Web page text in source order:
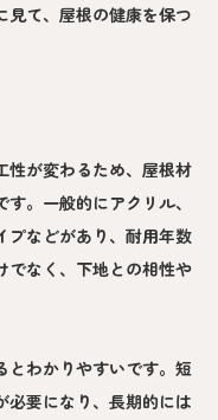
見て、屋根の健康を保つ
性が変わるため、屋根材
。一般的にアクリル、
プなどがあり、耐用年数
でなく、下地との相性や
とわかりやすいです。短
必要になり、長期的には